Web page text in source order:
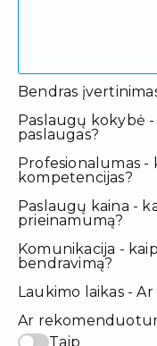
Bendras
Paslaugų kokybė
paslaugas?
Profesionalumas -
kompetencijas?
Paslaugų kaina -
prieinamumą?
Komunikacija -
bendravimą?
Laukimo laikas -
Ar
Taip